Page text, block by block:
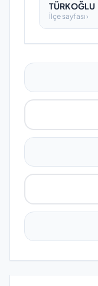
TÜRKOĞLU
İlçe sayfası ›